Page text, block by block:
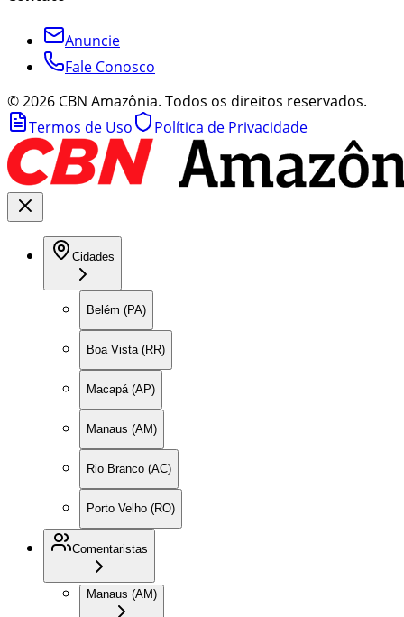
Anuncie
Fale Conosco
©2026 CBN Amazônia. Todos os direitos reservados.
Termos de Uso
Política de Privacidade
Cidades
Belém (PA)
Boa Vista (RR)
Macapá (AP)
Manaus (AM)
Rio Branco (AC)
Porto Velho (RO)
Comentaristas
Manaus (AM)